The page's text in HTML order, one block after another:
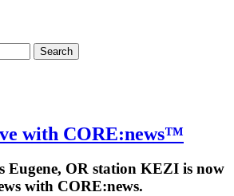
with CORE:news™
Eugene, OR station KEZI is now
with CORE:news.